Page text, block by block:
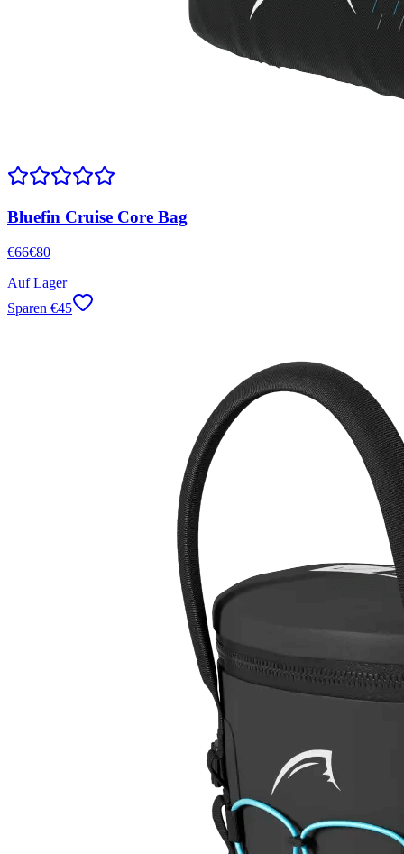
Bluefin Cruise Core Bag
€66€80
Auf Lager
Sparen €45